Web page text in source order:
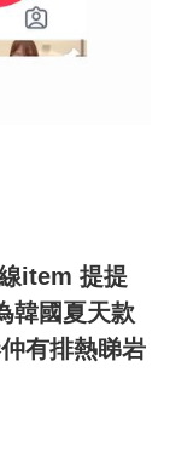
item 提提
韓國夏天款
有排熱睇岩